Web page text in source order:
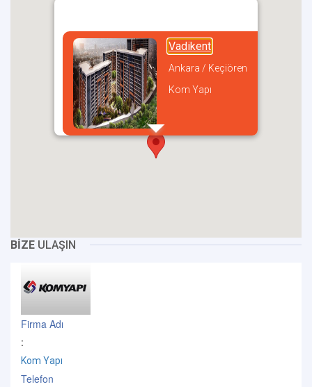
Vadikent
Ankara / Keçiören
Kom Yapı
BİZE ULAŞIN
Firma Adı
:
Kom Yapı
Telefon